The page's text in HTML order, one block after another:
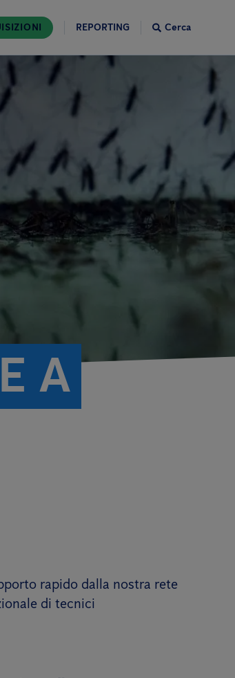
REPORTING Cerca
A
rapido dalla nostra rete
di tecnici